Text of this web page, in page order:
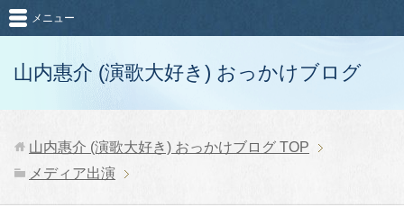
山内惠介 (演歌大好き) おっかけブログ
メニュー
山内惠介 (演歌大好き) おっかけブログ TOP
メディア出演